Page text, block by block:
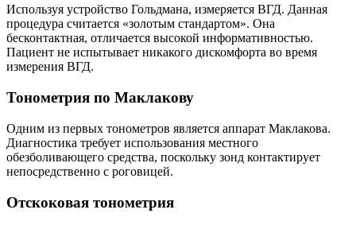
Используя устройство Гольдмана, измеряется ВГД. Данная
процедура считается «золотым стандартом». Она
бесконтактная, отличается высокой информативностью.
Пациент не испытывает никакого дискомфорта во время
измерения ВГД.
Тонометрия по Маклакову
Одним из первых тонометров является аппарат Маклакова.
Диагностика требует использования местного
обезболивающего средства, поскольку зонд контактирует
непосредственно с роговицей.
Отскоковая тонометрия